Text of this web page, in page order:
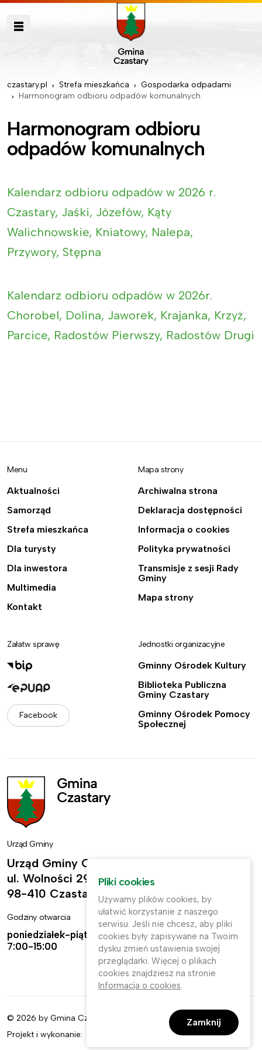
czastary.pl Strefa mieszkańca
Gospodarka odpadami
Harmonogram odbioru odpadów komunalnych
Harmonogram odbioru
odpadów komunalnych
Kalendarz odbioru odpadów w 2026 r.
Czastary, Jaśki, Józefów, Kąty
Walichnowskie, Kniatowy, Nalepa,
Przywory, Stępna
Kalendarz odbioru odpadów w 2026r.
Chorobel, Dolina, Jaworek, Krajanka, Krzyż,
Parcice, Radostów Pierwszy, Radostów Drugi
Menu
Aktualności
Samorząd
Strefa mieszkańca
Dla turysty
Dla inwestora
Multimedia
Kontakt
Mapa strony
Archiwalna strona
Deklaracja dostępności
Informacja o cookies
Polityka prywatności
Transmisje z sesji Rady
Gminy
Mapa strony
Załatw sprawę
Facebook
Jednostki organizacyjne
Gminny Ośrodek Kultury
Biblioteka Publiczna
Gminy Czastary
Gminny Ośrodek Pomocy
Społecznej
Urząd Gminy
Urząd Gminy Czastary
ul. Wolności 29,
98-410 Czastary
Godziny otwarcia
poniedziałek-piątek:
7:00-15:00
Kontakt
ug@czastary.pl
(62) 784-31-11
(62) 784-31-91
© 2026 by Gmina Czastary. Wszelkie prawa zastrzeżone.
Projekt i wykonanie:
Pliki cookies
Używamy plików cookies, by
ułatwić korzystanie z naszego
serwisu. Jeśli nie chcesz, aby pliki
cookies były zapisywane na Twoim
dysku zmień ustawienia swojej
przeglądarki. Więcej o plikach
cookies znajdziesz na stronie
Informacja o cookies.
Zamknij